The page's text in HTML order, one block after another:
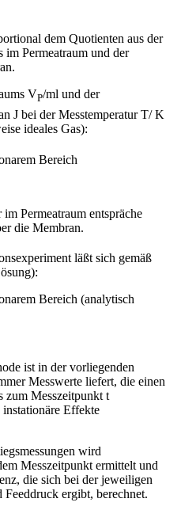
dem Quotienten aus der
im Permeatraum und der
VP/ml und der
J bei der Messtemperatur T/ K
ideales Gas):
Permeatraum entspräche
die Membran.
läßt sich gemäß
ist in der vorliegenden
Messwerte liefert, die einen
zum Messzeitpunkt t
Effekte
wird
Messzeitpunkt ermittelt und
die sich bei der jeweiligen
ergibt, berechnet.